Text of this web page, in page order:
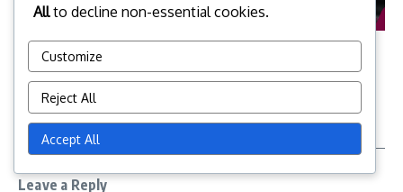
マインドフルコミュニケーシ
ョン：アクティブリスニン
グ、感情の認識、関係構築
09/03/2026
マインドフルなテクノロジー
集中力向上、ストレス管理
Leave a Reply
Allto decline non-essential cookies.
Customize
Reject All
Accept All